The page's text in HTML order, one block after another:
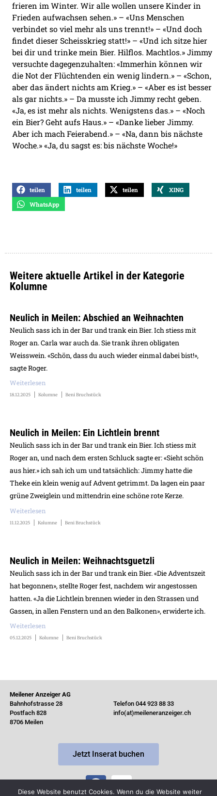
frieren im Winter. Wir alle wollen unsere Kinder in
Frieden aufwachsen sehen.» – «Uns Menschen
verbindet so viel mehr als uns trennt!» – «Und doch
findet dieser Scheisskrieg statt!» – «Und ich sitze hier
bei dir und trinke mein Bier. Hilflos. Machtlos.» Jimmy
versuchte dagegenzuhalten: «Immerhin können wir
die Not der Flüchtenden ein wenig lindern.» – «Schon,
aber das ändert nichts am Krieg.» – «Aber es ist besser
als gar nichts.» – Da musste ich Jimmy recht geben.
«Ja, es ist mehr als nichts. Wenigstens das.» – «Noch
ein Bier? Geht aufs Haus.» – «Danke lieber Jimmy.
Aber ich mach Feierabend.» – «Na, dann bis nächste
Woche.» «Ja, du sagst es: bis nächste Woche!»
teilen teilen teilen
XING
WhatsApp
Weitere aktuelle Artikel in der Kategorie
Kolumne
Neulich in Meilen: Abschied an Weihnachten
Neulich sass ich in der Bar und trank ein Bier. Ich stiess mit
Roger an. Carla war auch da. Sie trank ihren obligaten
Weisswein. «Schön, dass du auch wieder einmal dabei bist!»,
sagte Roger.
Weiterlesen
18.12.2025 Kolumne Beni Bruchstück
Neulich in Meilen: Ein Lichtlein brennt
Neulich sass ich in der Bar und trank ein Bier. Ich stiess mit
Roger an, und nach dem ersten Schluck sagte er: «Sieht schön
aus hier.» ich sah ich um und tatsächlich: Jimmy hatte die
Theke ein klein wenig auf Advent getrimmt. Da lagen ein paar
grüne Zweiglein und mittendrin eine schöne rote Kerze.
Weiterlesen
11.12.2025 Kolumne Beni Bruchstück
Neulich in Meilen: Weihnachtsguetzli
Neulich sass ich in der Bar und trank ein Bier. «Die Adventszeit
hat begonnen», stellte Roger fest, nachdem wir angestossen
hatten. «Ja die Lichtlein brennen wieder in den Strassen und
Gassen, in allen Fenstern und an den Balkonen», erwiderte ich.
Weiterlesen
05.12.2025 Kolumne Beni Bruchstück
Meilener Anzeiger AG
Bahnhofstrasse 28
Postfach 828
8706 Meilen
Telefon 044 923 88 33
info(at)meileneranzeiger.ch
Jetzt Inserat buchen
Diese Website benutzt Cookies. Wenn du die Website weiter